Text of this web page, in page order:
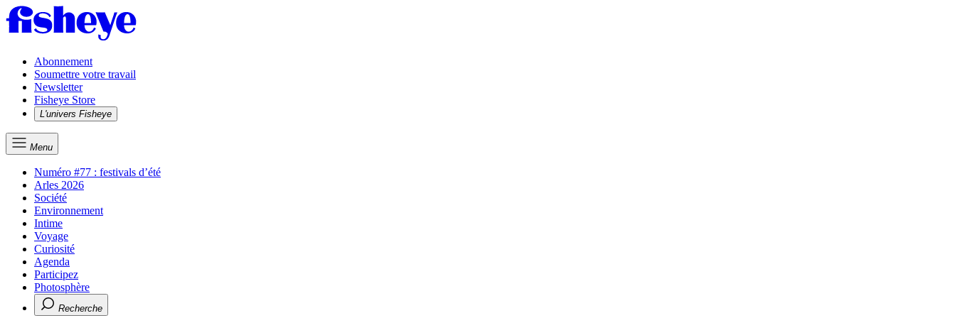
Abonnement
Soumettre votre travail
Newsletter
Fisheye Store
L'univers Fisheye
Menu
Numéro #77 : festivals d’été
Arles 2026
Société
Environnement
Intime
Voyage
Curiosité
Agenda
Participez
Photosphère
Recherche